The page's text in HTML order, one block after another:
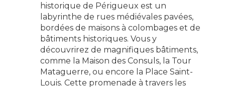
historique de Périgueux est un
labyrinthe de rues médiévales pavées,
bordées de maisons à colombages et de
bâtiments historiques. Vous y
découvrirez de magnifiques bâtiments,
comme la Maison des Consuls, la Tour
Mataguerre, ou encore la Place Saint-
Louis. Cette promenade à travers les